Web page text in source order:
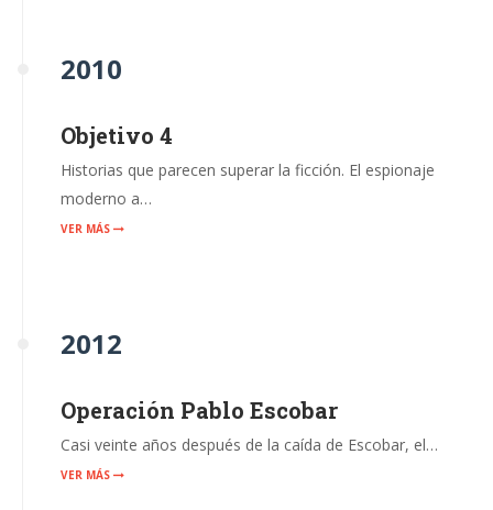
2010
Objetivo 4
Historias que parecen superar la ficción. El espionaje
moderno a…
VER MÁS
2012
Operación Pablo Escobar
Casi veinte años después de la caída de Escobar, el…
VER MÁS